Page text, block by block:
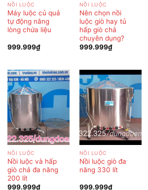
NỒI LUỘC
Máy luộc củ quả
tự động nâng
lòng chứa liệu
999.999₫
NỒI LUỘC
Nên chọn nồi
luộc giò hay tủ
hấp giò chả
chuyên dụng?
999.999₫
NỒI LUỘC
Nồi luộc và hấp
giò chả đa năng
200 lít
999.999₫
NỒI LUỘC
Nồi luộc giò đa
năng 330 lít
999.999₫